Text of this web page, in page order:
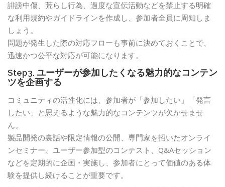
誹謗中傷、荒らし行為、過度な宣伝活動などを禁止する明確
な利用規約やガイドラインを作成し、参加者全員に周知しま
しょう。
問題が発生した際の対応フローも事前に決めておくことで、
迅速かつ公平な対応が可能になります。
Step3. ユーザーが参加したくなる魅力的なコンテン
ツを企画する
コミュニティの活性化には、参加者が「参加したい」「発言
したい」と思えるような魅力的なコンテンツが欠かせませ
ん。
製品開発の裏話や限定情報の公開、専門家を招いたオンライ
ンセミナー、ユーザー参加型のコンテスト、Q&Aセッション
などを定期的に企画・実施し、参加者にとって価値のある体
験を提供し続けることが重要です。